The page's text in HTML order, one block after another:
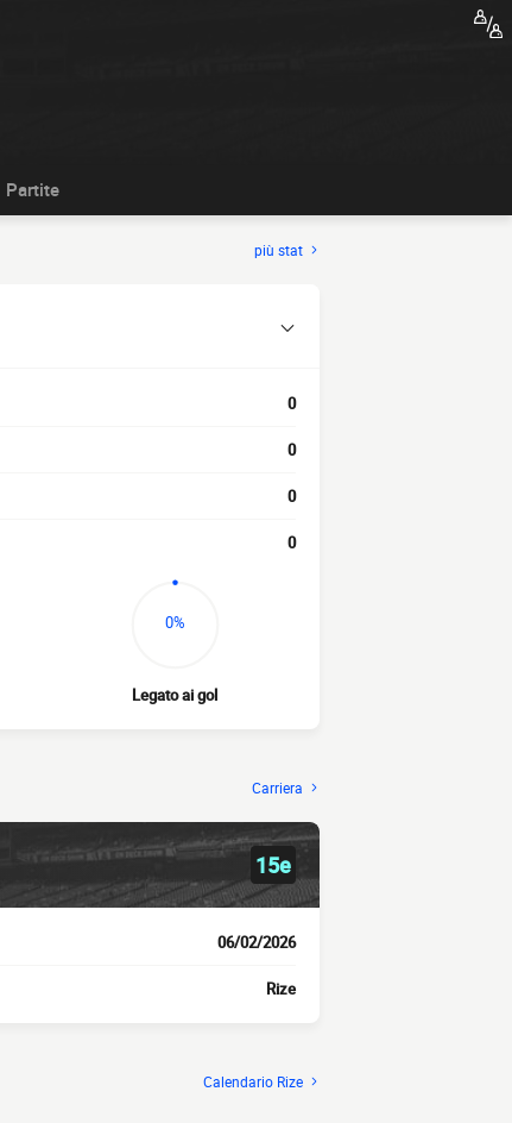
Partite
più stat
0
0
0
0
0%
Legato ai gol
Carriera
15e
06/02/2026
Rize
Calendario Rize